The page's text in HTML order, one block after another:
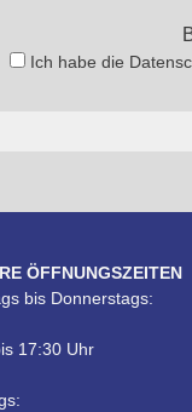
Ich habe die
ÖFFNUNGSZEITEN
bis Donnerstags:
17:30 Uhr